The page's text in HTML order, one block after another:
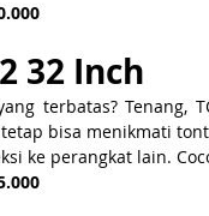
32 Inch
terbatas? Tenang,
bisa menikmati
ke perangkat lain.